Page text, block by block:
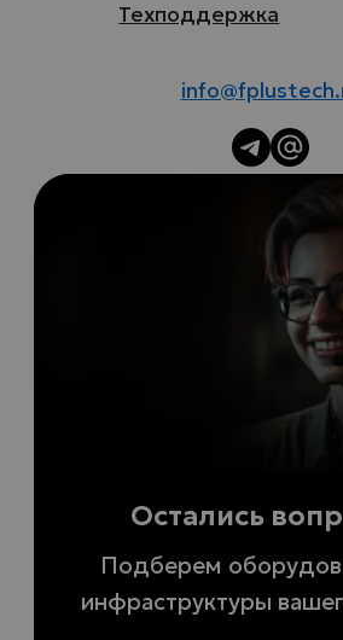
Техподдержка
Остались
Подберем
инфраструктуры